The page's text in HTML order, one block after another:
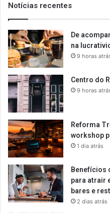
Notícias recentes
De
na
9 horas
Centro do
9 horas
Reforma
workshop
1 dia atrás
Benefícios
para atrair
bares e
2 dias atrás